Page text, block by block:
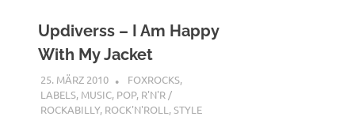
Updiverss – I Am Happy
With My Jacket
25. MÄRZ 2010 MCDP-INTERNATIONAL
FOXROCKS,
LABELS, MUSIC, POP, R'N'R /
ROCKABILLY, ROCK'N'ROLL ,STYLE